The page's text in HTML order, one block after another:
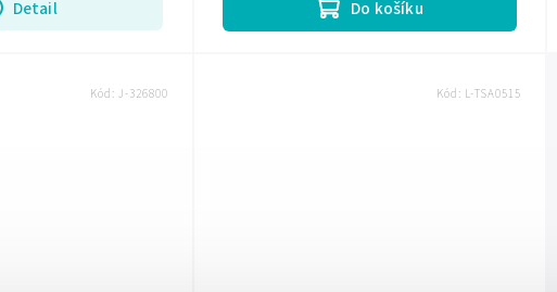
Detail Do košíku
Kód:J-326800 Kód: L-TSA0515